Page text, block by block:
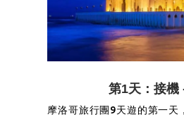
第1天：接機
摩洛哥旅行團9天遊的第一天，